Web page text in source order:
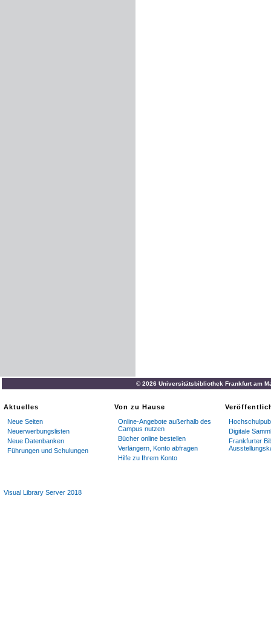
© 2026 Universitätsbibliothek Frankfurt am
Aktuelles
Neue Seiten
Neuerwerbungslisten
Neue Datenbanken
Führungen und Schulungen
Von zu Hause
Online-Angebote außerhalb des
Campus nutzen
Bücher online bestellen
Verlängern, Konto abfragen
Hilfe zu Ihrem Konto
Digitale
Frankfurter
Visual Library Server 2018